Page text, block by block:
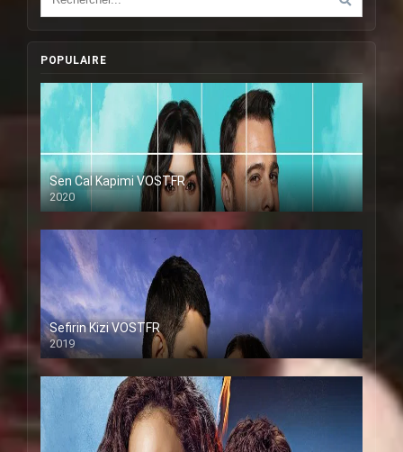
POPULAIRE
Sen Cal Kapimi VOSTFR
2020
Sefirin Kizi VOSTFR
2019